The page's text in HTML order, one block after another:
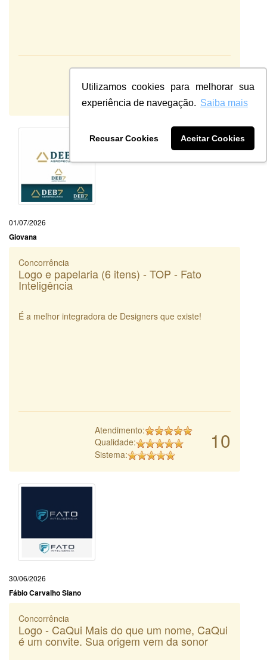
Utilizamos cookies para melhorar sua
experiência de navegação. Saiba mais
Recusar Cookies Aceitar Cookies
10
Qualidade:
Sistema:
01/07/2026
Giovana
Concorrência
Logo e papelaria (6 itens) - TOP - Fato
Inteligência
É a melhor integradora de Designers que existe!
10
Atendimento:
Qualidade:
Sistema:
30/06/2026
Fábio Carvalho Siano
Concorrência
Logo - CaQui Mais do que um nome, CaQui
é um convite. Sua origem vem da sonor